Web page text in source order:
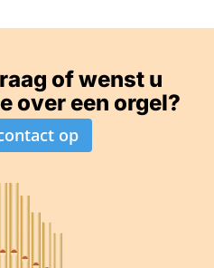
of wenst u
over een orgel?
op